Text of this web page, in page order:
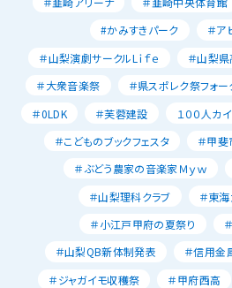
#かみすきパーク
＃ア
＃山梨演劇サークルLｉｆｅ
＃山梨
＃大衆音楽祭
＃県スポレク祭フォ
＃0LDK
＃芙蓉建設 １００人カ
＃こどものブックフェスタ
＃甲斐
＃ぶどう農家の音楽家Ｍｙｗ
＃山梨理科クラブ
＃東
＃小江戸甲府の夏祭り
＃山梨QB新体制発表
＃信用金
＃ジャガイモ収穫祭
＃甲府西高